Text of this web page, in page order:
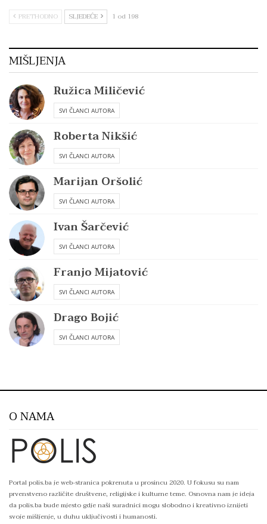
PRETHODNO SLJEDEĆE 1 od 198
MIŠLJENJA
Ružica Miličević
SVI ČLANCI AUTORA
Roberta Nikšić
SVI ČLANCI AUTORA
Marijan Oršolić
SVI ČLANCI AUTORA
Ivan Šarčević
SVI ČLANCI AUTORA
Franjo Mijatović
SVI ČLANCI AUTORA
Drago Bojić
SVI ČLANCI AUTORA
O NAMA
Portal polis.ba je web-stranica pokrenuta u prosincu 2020. U fokusu su nam
prvenstveno različite društvene, religijske i kulturne teme. Osnovna nam je ideja
da polis.ba bude mjesto gdje naši suradnici mogu slobodno i kreativno iznijeti
svoje mišljenje, u duhu uključivosti i humanosti.